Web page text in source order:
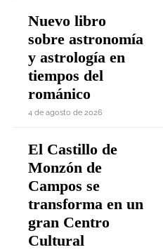
Nuevo libro
sobre astronomía
y astrología en
tiempos del
románico
4 de agosto de 2026
El Castillo de
Monzón de
Campos se
transforma en un
gran Centro
Cultural